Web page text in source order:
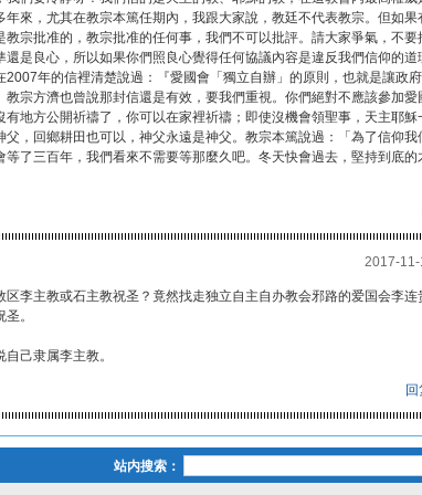
年來，尤其在教宗本篤任期內，我跟大家說，教廷不代表教宗。但如
教宗批准的，教宗批准的任何事，我們不可以批評。請大家爭氣，不
還是良心，所以如果你們照良心覺得任何協議內容是違反我們信仰的
2007年的信裡清楚說過：『愛國會「獨立自辦」的原則，也就是讓政
教宗方濟也曾說那封信還是有效，要我們重視。你們絕對不應該參加愛
有地方公開祈禱了，你可以在家裡祈禱；即使沒機會領聖事，天主耶
父，回鄉耕田也可以，神父永遠是神父。教宗本篤說過：「為了信仰
等了三百年，我們看來不需要等那麼久吧。冬天快會過去，堅持到底
2017-
区李主教或石主教祝圣？竟然找走独立自主自办教会邪路的爱国会李连
。
己隶属李主教。
回
站内搜索：